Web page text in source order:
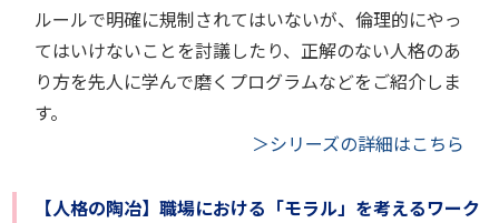
ルールで明確に規制されてはいないが、倫理的にやっ
てはいけないことを討議したり、正解のない人格のあ
り方を先人に学んで磨くプログラムなどをご紹介しま
す。
＞シリーズの詳細はこちら
【人格の陶冶】職場における「モラル」を考えるワーク